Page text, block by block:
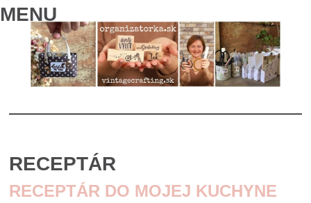
MENU
CONTENT
RECEPTÁR
RECEPTÁR DO MOJEJ KUCHYNE